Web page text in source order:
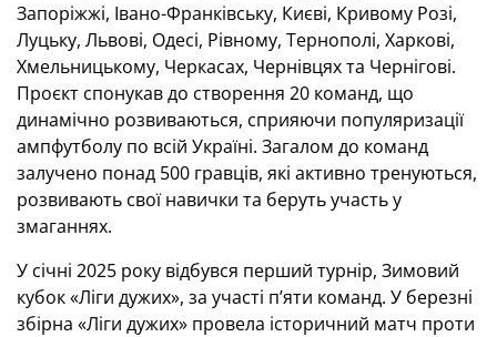
Запоріжжі, Івано-Франківську, Києві, Кривому Розі,
Луцьку, Львові, Одесі, Рівному, Тернополі, Харкові,
Хмельницькому, Черкасах, Чернівцях та Чернігові.
Проєкт спонукав до створення 20 команд, що
динамічно розвиваються, сприяючи популяризації
ампфутболу по всій Україні. Загалом до команд
залучено понад 500 гравців, які активно тренуються,
розвивають свої навички та беруть участь у
змаганнях.
У січні 2025 року відбувся перший турнір, Зимовий
кубок «Ліги дужих», за участі п’яти команд. У березні
збірна «Ліги дужих» провела історичний матч проти